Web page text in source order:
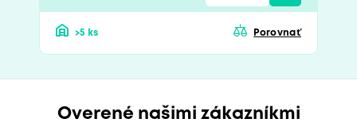
>5 ks Porovnať
Overené našimi zákazníkmi